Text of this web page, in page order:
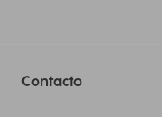
Contacto